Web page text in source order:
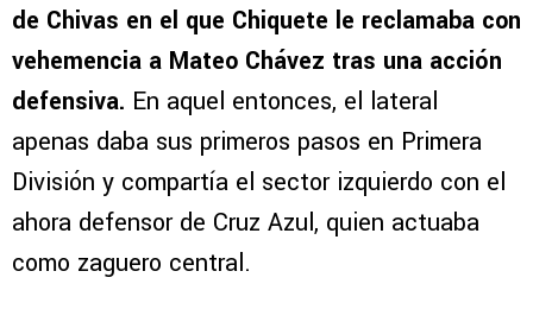
de Chivas en el que Chiquete le reclamaba con
vehemencia a Mateo Chávez tras una acción
defensiva. En aquel entonces, el lateral
apenas daba sus primeros pasos en Primera
División y compartía el sector izquierdo con el
ahora defensor de Cruz Azul, quien actuaba
como zaguero central.